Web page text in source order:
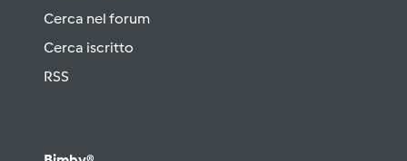
Cerca nel forum
Cerca iscritto
RSS